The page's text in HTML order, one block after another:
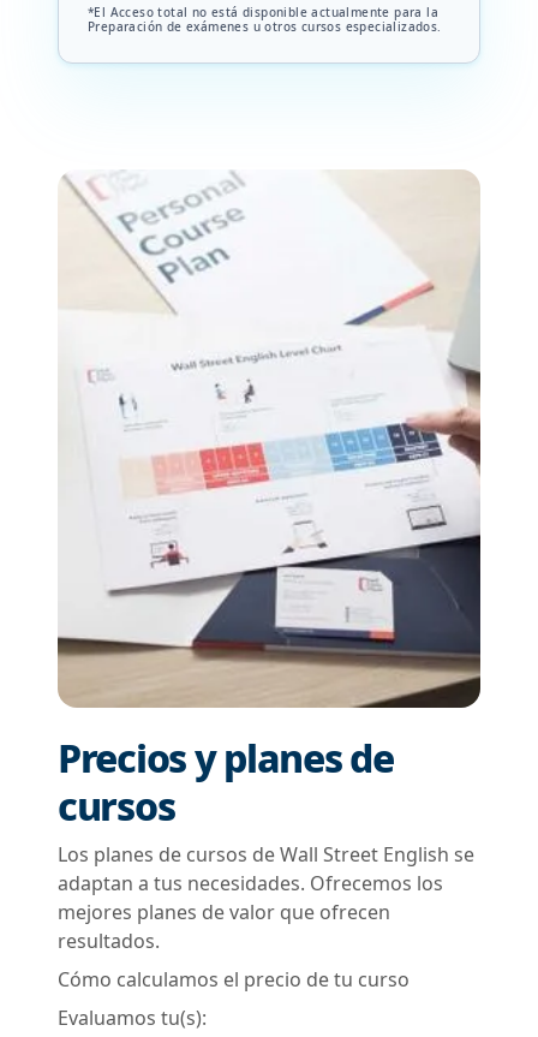
*El Acceso total no está disponible actualmente para la
Preparación de exámenes u otros cursos especializados.
Precios y planes de
cursos
Los planes de cursos de Wall Street English se
adaptan a tus necesidades. Ofrecemos los
mejores planes de valor que ofrecen
resultados.
Cómo calculamos el precio de tu curso
Evaluamos tu(s):